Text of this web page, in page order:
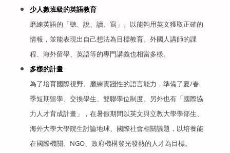
少人數班級的英語教育
磨練英語的「聽、說、讀、寫」。以能夠用英文獲取正確的
情報，並能表現出自己想法為目標教育。外國人講師的課
程、海外留學、英語等的專門講義也相當多樣。
多樣的計畫
為了培育國際視野、磨練實踐性的語言能力，準備了夏/春
季短期留學、交換學生、雙聯學位制度。另外也有「國際協
力人才育成計畫」，在暑假期間以英文與立教大學學部生、
海外大學大學院生討論地球、國際社會相關議題，以培養能
在國際機關、NGO、政府機構發光發熱的人才為目標。